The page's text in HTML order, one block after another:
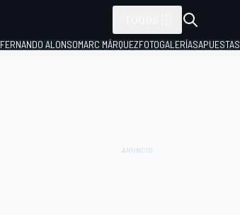
FERNANDO ALONSOMARC MÁRQUEZFOTOGALERÍASAPUESTAS